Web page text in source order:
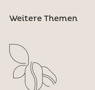
Weitere Themen